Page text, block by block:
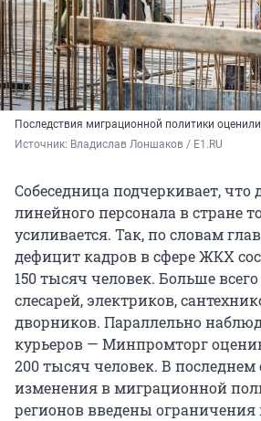
Последствия миграционной политики
Источник: Владислав Лоншаков / E1.RU
Собеседница подчеркивает, что
линейного персонала в стране
усиливается. Так, по словам
дефицит кадров в сфере ЖКХ
150 тысяч человек. Больше всего
слесарей, электриков,
дворников. Параллельно
курьеров — Минпромторг
200 тысяч человек. В последнем
изменения в миграционной
регионов введены ограничения